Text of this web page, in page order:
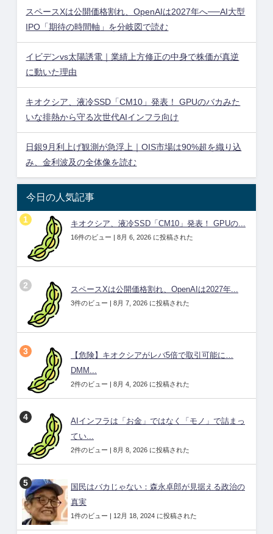
スペースXは公開価格割れ、OpenAIは2027年へ──AI大型
IPO「期待の時間軸」を分岐図で読む
イビデンvs太陽誘電｜業績上方修正の中身で株価が真逆
に動いた理由
キオクシア、液冷SSD「CM10」発表！ GPUのバカみた
いな排熱から守る次世代AIインフラ向け
日銀9月利上げ観測が急浮上｜OIS市場は90%超を織り込
み、金利波及の全体像を読む
今日の人気記事
キオクシア、液冷SSD「CM10」発表！ GPUの...
16件のビュー | 8月 6, 2026 に投稿された
スペースXは公開価格割れ、OpenAIは2027年...
3件のビュー | 8月 7, 2026 に投稿された
【危険】キオクシアがレバ5倍で取引可能に…
DMM...
2件のビュー | 8月 4, 2026 に投稿された
AIインフラは「お金」ではなく「モノ」で詰まっ
てい...
2件のビュー | 8月 8, 2026 に投稿された
国民はバカじゃない：森永卓郎が見据える政治の
真実
1件のビュー | 12月 18, 2024 に投稿された